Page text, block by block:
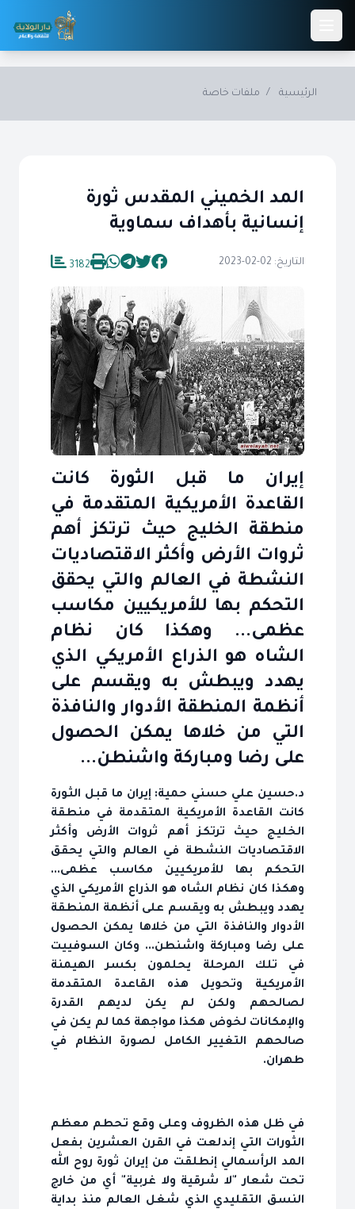
Skip to main content
الرئيسية / ملفات خاصة
المد الخميني المقدس ثورة
إنسانية بأهداف سماوية
التاريخ: 02-02-2023 3182
إيران ما قبل الثورة كانت
القاعدة الأمريكية المتقدمة في
منطقة الخليج حيث ترتكز أهم
ثروات الأرض وأكثر الاقتصاديات
النشطة في العالم والتي يحقق
التحكم بها للأمريكيين مكاسب
عظمى... وهكذا كان نظام
الشاه هو الذراع الأمريكي الذي
يهدد ويبطش به ويقسم على
أنظمة المنطقة الأدوار والنافذة
التي من خلاها يمكن الحصول
على رضا ومباركة واشنطن...
د.حسين علي حسني حمية: إيران ما قبل الثورة
كانت القاعدة الأمريكية المتقدمة في منطقة
الخليج حيث ترتكز أهم ثروات الأرض وأكثر
الاقتصاديات النشطة في العالم والتي يحقق
التحكم بها للأمريكيين مكاسب عظمى...
وهكذا كان نظام الشاه هو الذراع الأمريكي الذي
يهدد ويبطش به ويقسم على أنظمة المنطقة
الأدوار والنافذة التي من خلاها يمكن الحصول
على رضا ومباركة واشنطن... وكان السوفييت
في تلك المرحلة يحلمون بكسر الهيمنة
الأمريكية وتحويل هذه القاعدة المتقدمة
لصالحهم ولكن لم يكن لديهم القدرة
والإمكانات لخوض هكذا مواجهة كما لم يكن في
صالحهم التغيير الكامل لصورة النظام في
طهران.
في ظل هذه الظروف وعلى وقع تحطم معظم
الثورات التي إندلعت في القرن العشرين بفعل
المد الرأسمالي إنطلقت من إيران ثورة روح الله
تحت شعار "لا شرقية ولا غربية" أي من خارج
النسق التقليدي الذي شغل العالم منذ بداية